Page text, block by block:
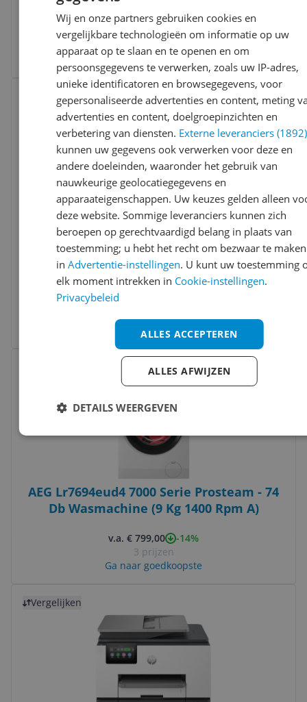
Schermgrootte:
Schermtype:LED
v.a. € 1.649,00
-25%
2 prijzen
Ga naar goedkoopste
Vergelijken
Cartier Must / 100 (ml) / Women
Flacontype:Flacon
Geschikt voor:Dames
Soort:Eau de parfum
v.a. € 80,45
€ 804,50 / 1 liter
6 prijzen
Ga naar goedkoopste
Bekijk product
AEG Lr7694eud4 7000 Serie Prosteam - 74
Db Wasmachine (9 Kg 1400 Rpm A)
v.a. € 799,00
-14%
3 prijzen
Ga naar goedkoopste
Vergelijken
Wij en onze partners gebruiken cookies en
vergelijkbare technologieën om informatie op uw
apparaat op te slaan en te openen en om
persoonsgegevens te verwerken, zoals uw IP-adres,
unieke identificatoren en browsegegevens, voor
gepersonaliseerde advertenties en content, meting
advertenties en content, doelgroepinzichten en
verbetering van diensten. Externe leveranciers (1892)
kunnen uw gegevens ook verwerken voor deze en
andere doeleinden, waaronder het gebruik van
nauwkeurige geolocatiegegevens en
apparaateigenschappen. Uw keuzes gelden alleen
deze website. Sommige leveranciers kunnen zich
beroepen op gerechtvaardigd belang in plaats van
toestemming; u hebt het recht om bezwaar te maken
inAdvertentie-instellingen. U kunt uw toestemming
elk moment intrekken in Cookie-instellingen.
Privacybeleid
ALLES ACCEPTEREN
ALLES AFWIJZEN
DETAILS WEERGEVEN